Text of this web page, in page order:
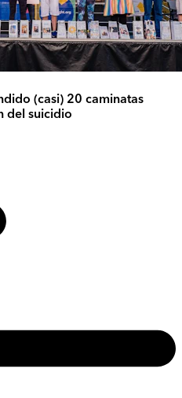
(casi) 20 caminatas
del suicidio